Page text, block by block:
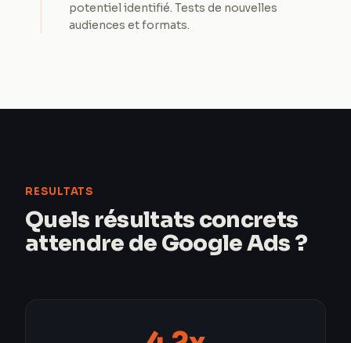
potentiel identifié. Tests de nouvelles
audiences et formats.
RESULTATS
Quels résultats concrets
attendre de Google Ads ?